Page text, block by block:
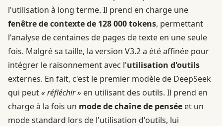
l'utilisation à long terme. Il prend en charge une
fenêtre de contexte de 128 000 tokens, permettant
l'analyse de centaines de pages de texte en une seule
fois. Malgré sa taille, la version V3.2 a été affinée pour
intégrer le raisonnement avec l'utilisation d'outils
externes. En fait, c'est le premier modèle de DeepSeek
qui peut« réfléchir » en utilisant des outils. Il prend en
charge à la fois un mode de chaîne de pensée et un
mode standard lors de l'utilisation d'outils, lui